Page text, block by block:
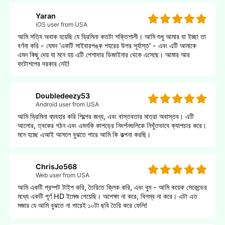
Yaran
iOS user from USA
আমি সত্যি অবাক হয়েছি যে ড্রিমিনা কতটা শক্তিশালী। আমি শুধু আমার যা ইচ্ছা তা
বর্ণনা করি - যেমন 'একটি সাইবারপঙ্ক শহরের উপর সূর্যাস্ত' - এবং এটি আমাকে
এমন কিছু দেয় যা মনে হয় এটি পেশাদার ডিজাইনার থেকে এসেছে। আমার আর
ফটোশপের দরকার নেই!
Doubledeezy53
Android user from USA
আমি ড্রিমিনা ব্যবহার করি শিল্পের জন্য, এবং বাস্তবতার মাত্রা অবাস্তব। এটি
আলোর, ত্বকের গঠন এবং এমনকি কাপড়ের নিদর্শনগুলিকে নিখুঁতভাবে ক্যাপচার করে।
মনে হচ্ছে এআই আসলে বুঝতে পারে আমি কি কল্পনা করছি।
ChrisJo568
Web user from USA
আমি একটি প্রম্পট টাইপ করি, তৈরিতে ক্লিক করি, এবং বুম - আমি কয়েক সেকেন্ডের
মধ্যে একটি পূর্ণ HD ইমেজ পেয়েছি। অপেক্ষা না করে, বিলম্ব না করে। এটা এত
মজার যে আমি বুঝতে না পারেই ১০টা ছবি তৈরি করে ফেলি!